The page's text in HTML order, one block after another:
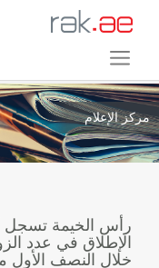
مركز الإعلام
رأس الخيمة
خلال النصف الأول